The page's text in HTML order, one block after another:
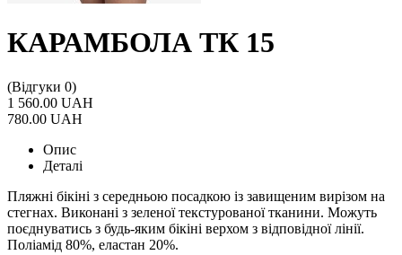
КАРАМБОЛА ТК 15
(Відгуки 0)
1 560.00 UAH
780.00 UAH
Опис
Деталі
Пляжні бікіні з середньою посадкою із завищеним вирізом на
стегнах. Виконані з зеленої текстурованої тканини. Можуть
поєднуватись з будь-яким бікіні верхом з відповідної лінії.
Поліамід 80%, еластан 20%.